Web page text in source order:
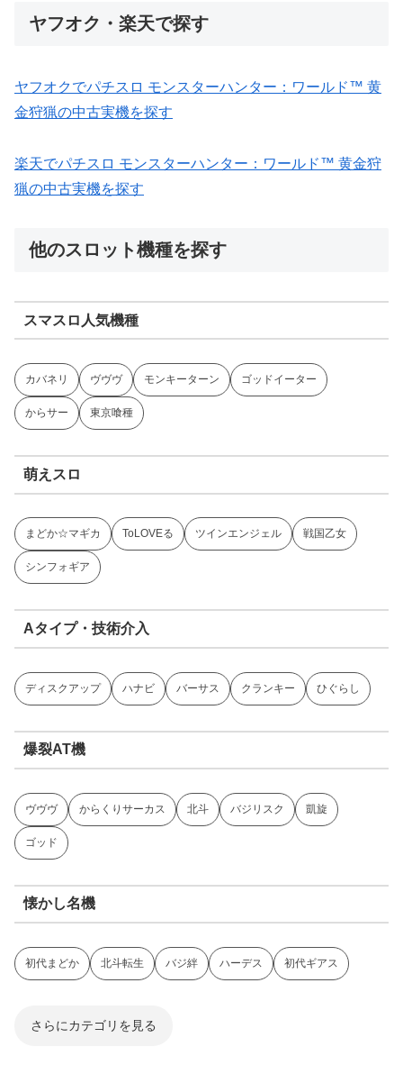
ヤフオク・楽天で探す
ヤフオクでパチスロ モンスターハンター：ワールド™ 黄
金狩猟の中古実機を探す
楽天でパチスロ モンスターハンター：ワールド™ 黄金狩
猟の中古実機を探す
他のスロット機種を探す
スマスロ人気機種
カバネリ ヴヴヴ モンキーターン ゴッドイーター
からサー 東京喰種
萌えスロ
まどか☆マギカ ToLOVEる ツインエンジェル 戦国乙女
シンフォギア
Aタイプ・技術介入
ディスクアップ ハナビ バーサス クランキー ひぐらし
爆裂AT機
ヴヴヴ からくりサーカス 北斗 バジリスク 凱旋
ゴッド
懐かし名機
初代まどか 北斗転生 バジ絆 ハーデス 初代ギアス
さらにカテゴリを見る